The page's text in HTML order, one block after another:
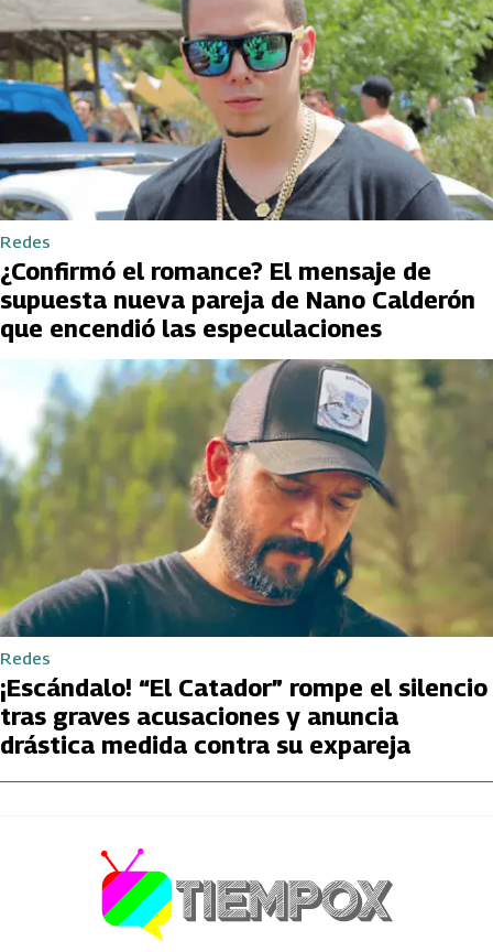
Redes
¿Confirmó el romance? El mensaje de
supuesta nueva pareja de Nano Calderón
que encendió las especulaciones
Redes
¡Escándalo! “El Catador” rompe el silencio
tras graves acusaciones y anuncia
drástica medida contra su expareja